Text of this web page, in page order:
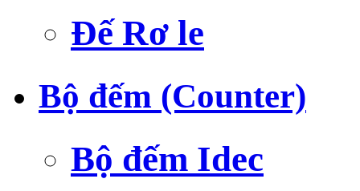
Đế Rơ le
Bộ đếm (Counter)
Bộ đếm Idec